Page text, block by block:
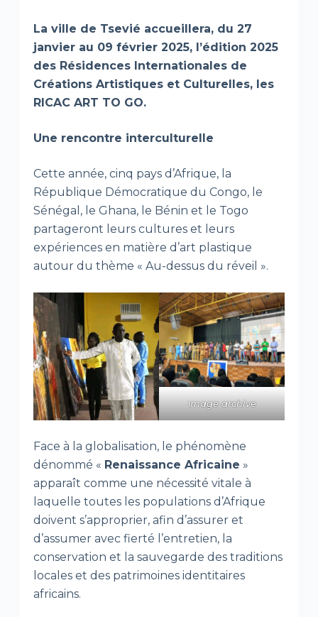
La ville de Tsevié accueillera, du 27
janvier au 09 février 2025, l’édition 2025
des Résidences Internationales de
Créations Artistiques et Culturelles, les
RICAC ART TO GO.
Une rencontre interculturelle
Cette année, cinq pays d’Afrique, la
République Démocratique du Congo, le
Sénégal, le Ghana, le Bénin et le Togo
partageront leurs cultures et leurs
expériences en matière d’art plastique
autour du thème « Au-dessus du réveil ».
Image archive
Face à la globalisation, le phénomène
dénommé « Renaissance Africaine »
apparaît comme une nécessité vitale à
laquelle toutes les populations d’Afrique
doivent s’approprier, afin d’assurer et
d’assumer avec fierté l’entretien, la
conservation et la sauvegarde des traditions
locales et des patrimoines identitaires
africains.